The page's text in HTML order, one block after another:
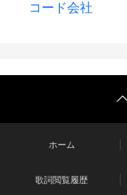
コード会社
ホーム
歌詞閲覧履歴